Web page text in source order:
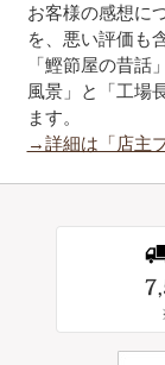
お客様の感想に
を、悪い評価も
「鰹節屋の昔話
風景」と「工場
ます。
→詳細は「店主